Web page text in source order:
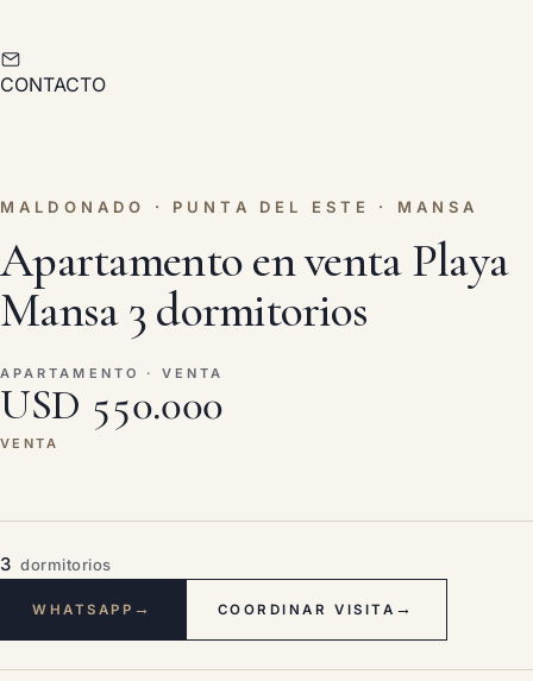
CONTACTO
MALDONADO · PUNTA DEL ESTE · MANSA
Apartamento en venta Playa
Mansa 3 dormitorios
APARTAMENTO · VENTA
USD 550.000
VENTA
3 dormitorios
WHATSAPP → COORDINAR VISITA →